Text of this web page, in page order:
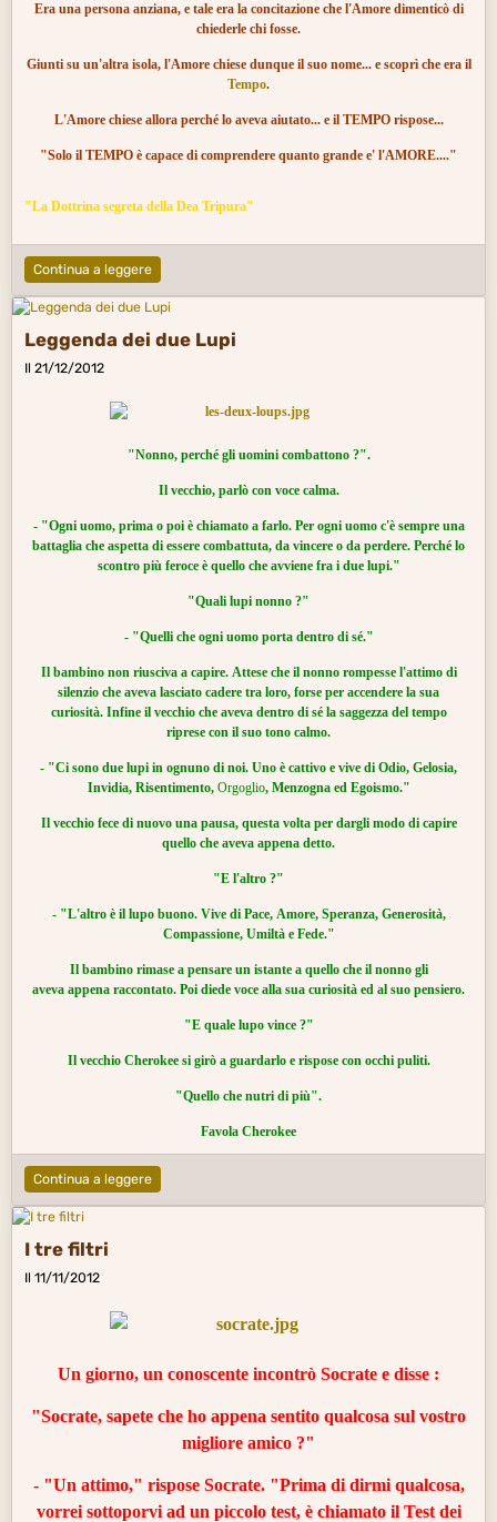
Era una persona anziana, e tale era la concitazione che l'Amore dimenticò di
chiederle chi fosse.
Giunti su un'altra isola, l'Amore chiese dunque il suo nome... e scoprì che era il
Tempo.
L'Amore chiese allora perché lo aveva aiutato... e il TEMPO rispose...
"Solo il TEMPO è capace di comprendere quanto grande e' l'AMORE...."
"La Dottrina segreta della Dea​ Tripura"
Continua a leggere
Leggenda dei due Lupi
Il 21/12/2012
"Nonno, perché gli uomini combattono ?".
Il vecchio, parlò con voce calma.
- "Ogni uomo, prima o poi è chiamato a farlo. Per ogni uomo c'è sempre una
battaglia che aspetta di essere combattuta, da vincere o da perdere. Perché lo
scontro più feroce è quello che avviene fra i due lupi."
"Quali lupi nonno ?"
- "Quelli che ogni uomo porta dentro di sé."
Il bambino non riusciva a capire. Attese che il nonno rompesse l'attimo di
silenzio che aveva lasciato cadere tra loro, forse per accendere la sua
curiosità. Infine il vecchio che aveva dentro di sé la saggezza del tempo
riprese con il suo tono calmo.
- "Ci sono due lupi in ognuno di noi. Uno è cattivo e vive di Odio, Gelosia,
Invidia, Risentimento, Orgoglio, Menzognaed Egoismo."
Il vecchio fece di nuovo una pausa, questa volta per dargli modo di capire
quello che aveva appena detto.
"E l'altro ?"
- "L'altro è il lupo buono. Vive di Pace, Amore, Speranza, Generosità,
Compassione, Umiltà e Fede."
Il bambino rimase a pensare un istante a quello che il nonno gli
aveva appena raccontato. Poi diede voce alla sua curiosità ed al suo pensiero.
"E quale lupo vince ?"
Il vecchio Cherokee si girò a guardarlo e rispose con occhi puliti.
"Quello che nutri di più".
Favola Cherokee
Continua a leggere
I tre filtri
Il 11/11/2012
Un giorno, un conoscente incontrò Socrate e disse :
"Socrate, sapete che ho appena sentito qualcosa sul vostro
migliore amico ?"
- "Un attimo," rispose Socrate. "Prima di dirmi qualcosa,
vorrei sottoporvi ad un piccolo test, è chiamato il Test dei